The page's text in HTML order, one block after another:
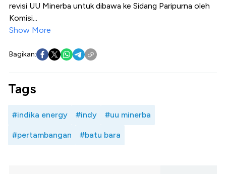
revisi UU Minerba untuk dibawa ke Sidang Paripurna oleh
Komisi...
Show More
Bagikan:
Tags
#indika energy #indy #uu minerba
#pertambangan #batu bara